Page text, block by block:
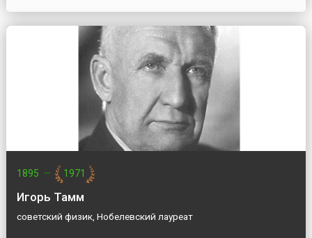
1895 — 1971
Игорь Тамм
советский физик, Нобелевский лауреат